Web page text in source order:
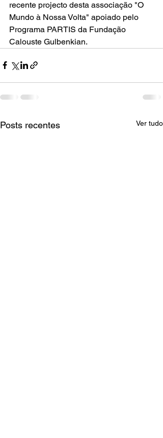
recente projecto desta associação "O
Mundo à Nossa Volta" apoiado pelo
Programa PARTIS da Fundação
Calouste Gulbenkian.
Posts recentes Ver tudo